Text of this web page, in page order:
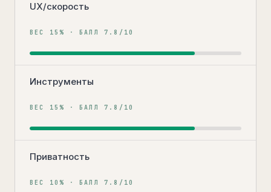
UX/скорость
ВЕС 15 % · БАЛЛ7.8 /10
Инструменты
ВЕС 15 % · БАЛЛ7.8 /10
Приватность
ВЕС 10 % · БАЛЛ7.8 /10